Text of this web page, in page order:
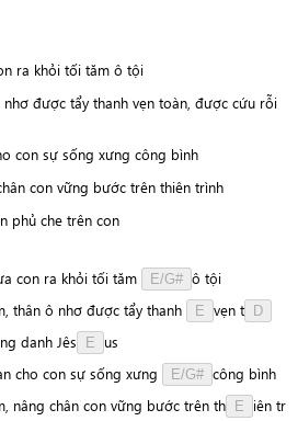
ra khỏi tối tăm ô tội
được tẩy thanh vẹn toàn, được cứu rỗi
con sự sống xưng công bình
con vững bước trên thiên trình
phủ che trên con
con ra khỏi tối tăm E/G# ô tội
thân ô nhơ được tẩy thanh E vẹn t D
danh Jês E us
cho con sự sống xưng E/G# công bình
nâng chân con vững bước trên th E iên tr